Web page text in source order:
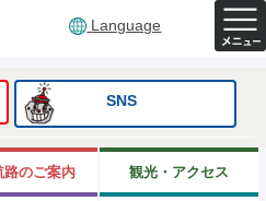
Language
SNS
路のご案内 観光・アクセス